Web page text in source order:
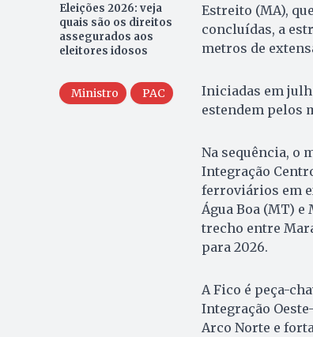
Eleições 2026: veja
quais são os direitos
assegurados aos
eleitores idosos
Ministro PAC
Estreito (MA),
concluídas, a
metros de
Iniciadas em
estendem pelos
Na sequência, o
Integração
ferroviários em
Água Boa (MT) e
trecho entre
para 2026.
A Fico é peça-
Integração
Arco Norte e